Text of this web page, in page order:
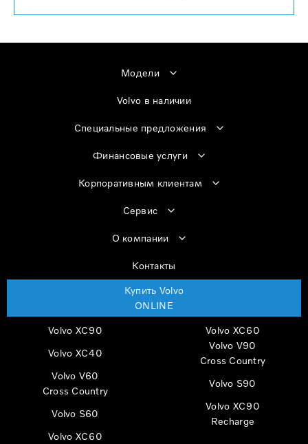
Модели
Volvo в наличии
Специальные предложения
Финансовые услуги
Корпоративным клиентам
Сервис
О компании
Контакты
Купить Volvo
ONLINE
Volvo XC90
Volvo XC60
Volvo XC40
Volvo V90
Cross Country
Volvo V60
Cross Country
Volvo S90
Volvo S60
Volvo XC90
Recharge
Volvo XC60